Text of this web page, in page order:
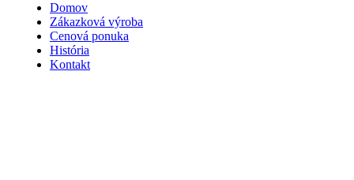
Domov
Zákazková výroba
Cenová ponuka
História
Kontakt